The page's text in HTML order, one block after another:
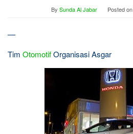
By Sunda Al Jabar Posted on
—
Tim OtomotifOrganisasi Asgar